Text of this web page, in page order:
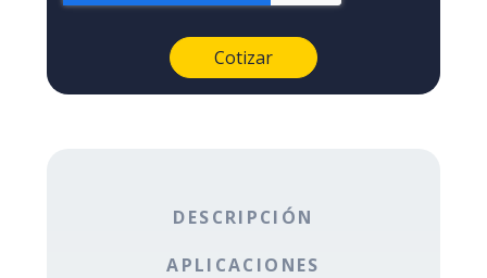
DESCRIPCIÓN
APLICACIONES